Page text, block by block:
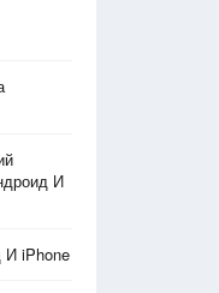
И
И iPhone